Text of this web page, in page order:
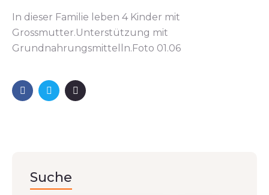
In dieser Familie leben 4 Kinder mit
Grossmutter.Unterstützung mit
Grundnahrungsmittelln.Foto 01.06
Suche